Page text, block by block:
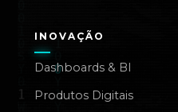
INOVAÇÃO
Dashboards & BI
Produtos Digitais